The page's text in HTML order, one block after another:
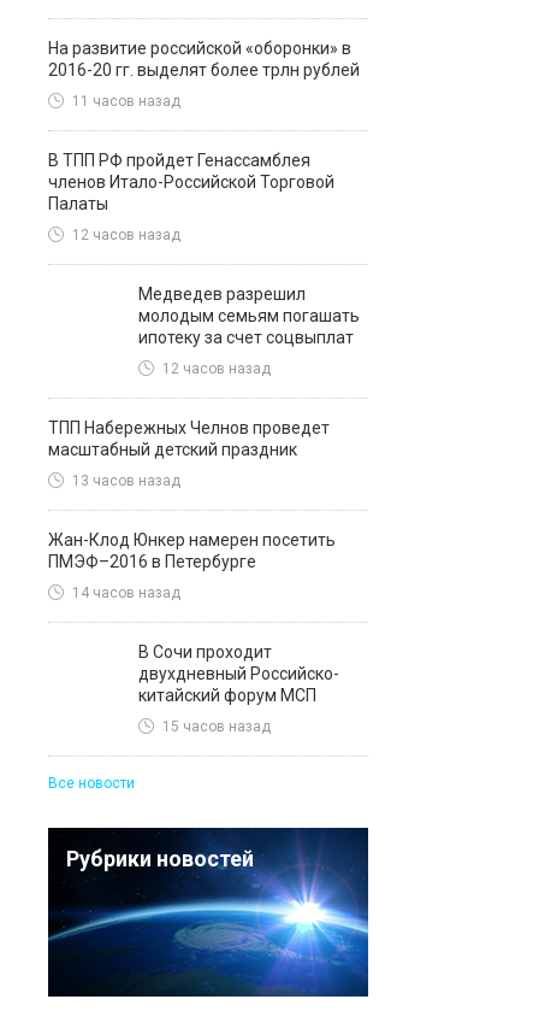
На развитие российской «оборонки» в
2016-20 гг. выделят более трлн рублей
11 часов назад
В ТПП РФ пройдет Генассамблея
членов Итало-Российской Торговой
Палаты
12 часов назад
Медведев разрешил
молодым семьям погашать
ипотеку за счет соцвыплат
12 часов назад
ТПП Набережных Челнов проведет
масштабный детский праздник
13 часов назад
Жан-Клод Юнкер намерен посетить
ПМЭФ–2016 в Петербурге
14 часов назад
В Сочи проходит
двухдневный Российско-
китайский форум МСП
15 часов назад
Все новости
Рубрики новостей